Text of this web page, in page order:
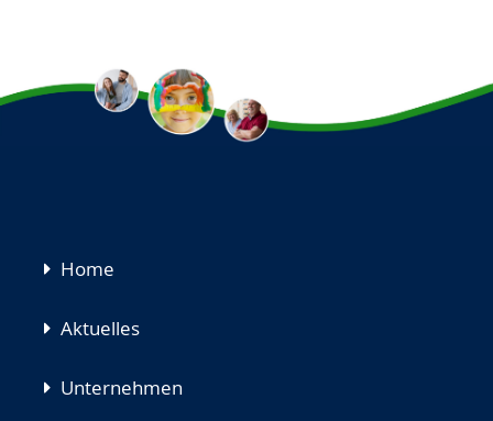
Navigation
Home
Aktuelles
Unternehmen